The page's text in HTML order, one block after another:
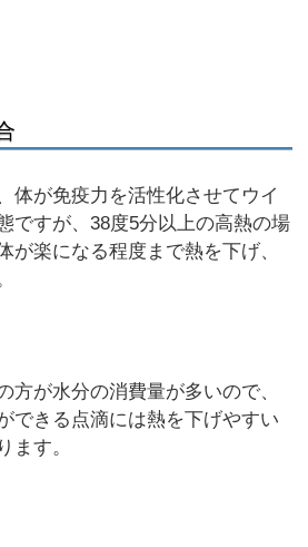
体が免疫力を活性化させてウイ
ですが、38度5分以上の高熱の場
が楽になる程度まで熱を下げ、
方が水分の消費量が多いので、
できる点滴には熱を下げやすい
ます。